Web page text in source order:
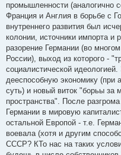
промышленности (аналогично
Франция и Англия в борьбе с
внутреннего развития был
колонии, источники импорта и
разорение Германии (во
России), выход из которого -
социалистической
дееспособную экономику (при
суть) и новый виток "борьы за
пространства". После
Германии в мировую
остальной Европой - т.е.
воевала (хотя и другим
СССР? КТо нас на таких